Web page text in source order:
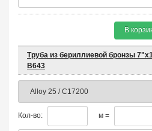
В
Труба из бериллиевой бронзы
B643
Кол-во: м =